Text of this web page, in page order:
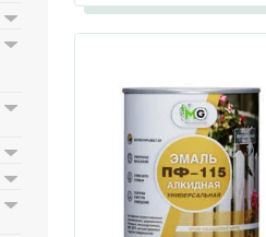
для мебели
яхтные
для бетона и камня
масла для внутренних работ
масла для террас и наружных работ